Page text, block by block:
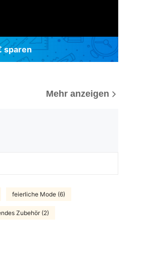
sparen
Mehr anzeigen
feierliche Mode (6)
Zubehör (2)